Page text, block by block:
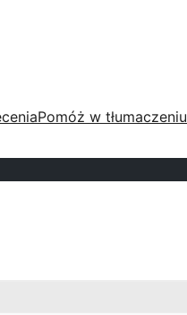
Pomóż w tłumaczeniu